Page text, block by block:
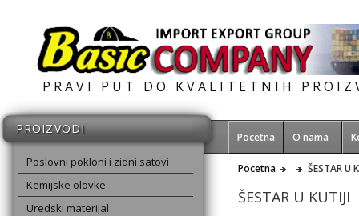
PRAVI PUT DO KVALITETNIH
Pocetna O nama
PROIZVODI
Poslovni pokloni i zidni satovi
Kemijske olovke
Uredski materijal
Pocetna ŠESTAR U
ŠESTAR U KUTIJI